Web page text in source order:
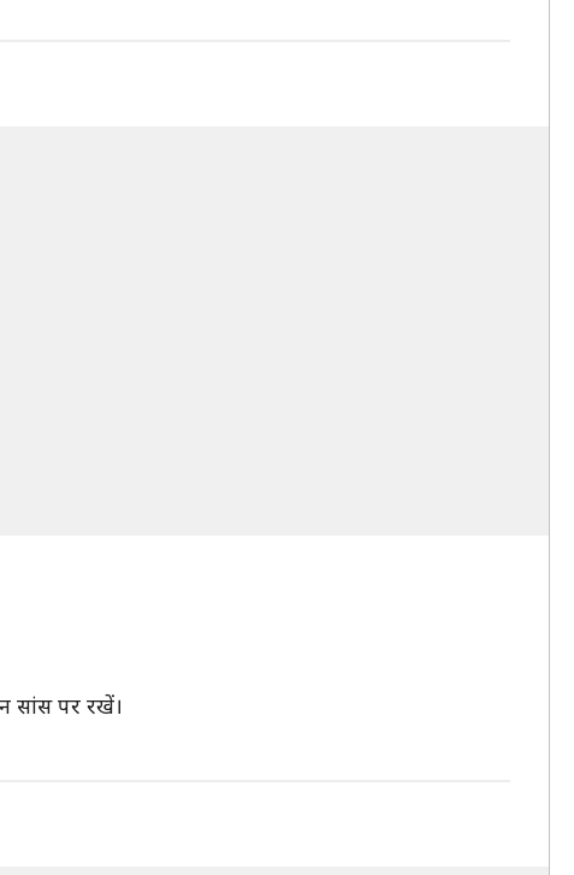
सांस पर रखें।